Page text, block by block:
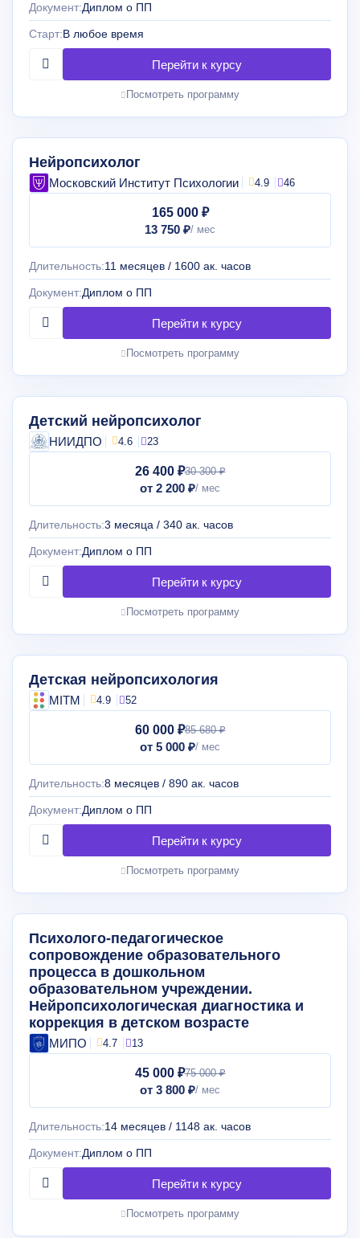
Документ:Диплом о ПП
Старт:В любое время
Посмотреть программу
Нейропсихолог
Московский Институт Психологии 4.9 46
165 000 ₽
13 750 ₽
Длительность:11 месяцев / 1600 ак. часов
Документ:Диплом о ПП
Посмотреть программу
Детский нейропсихолог
НИИДПО 4.6 23
26 400 ₽30 300 ₽
от 2 200 ₽
Длительность:3 месяца / 340 ак. часов
Документ:Диплом о ПП
Посмотреть программу
Детская нейропсихология
MITM 4.9 52
60 000 ₽85 680 ₽
от 5 000 ₽
Длительность:8 месяцев / 890 ак. часов
Документ:Диплом о ПП
Посмотреть программу
Психолого-педагогическое
сопровождение образовательного
процесса в дошкольном
образовательном учреждении.
Нейропсихологическая диагностика и
коррекция в детском возрасте
МИПО 4.7 13
45 000 ₽75 000 ₽
от 3 800 ₽
Длительность:14 месяцев / 1148 ак. часов
Документ:Диплом о ПП
Посмотреть программу